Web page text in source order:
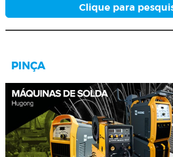
Clique para
PINÇA